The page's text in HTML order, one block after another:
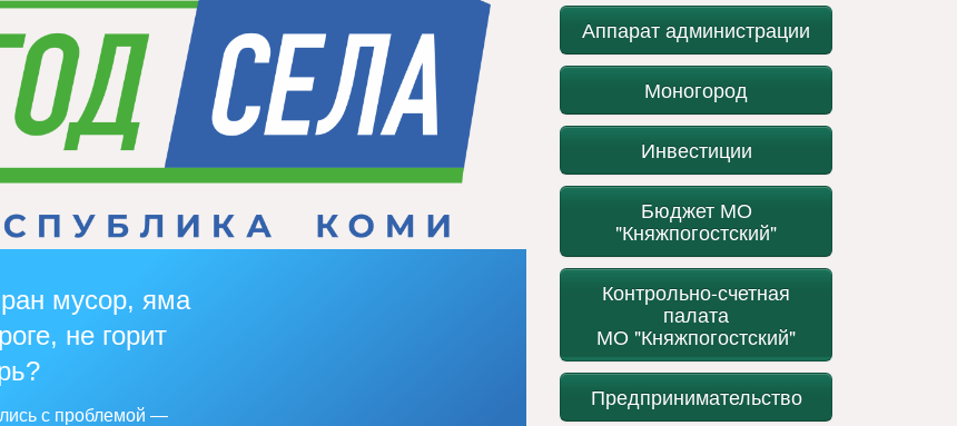
мусор, яма
не горит
с проблемой —
Аппарат администрации
Моногород
Инвестиции
Бюджет МО
"Княжпогостский"
Контрольно-счетная
палата
МО "Княжпогостский"
Предпринимательство